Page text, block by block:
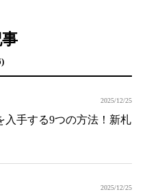
2025/12/25
入手する9つの方法！新札
2025/12/25